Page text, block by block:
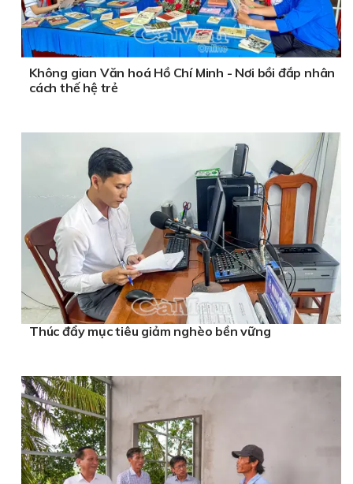
Không gian Văn hoá Hồ Chí Minh - Nơi bồi đắp nhân
cách thế hệ trẻ
Thúc đẩy mục tiêu giảm nghèo bền vững